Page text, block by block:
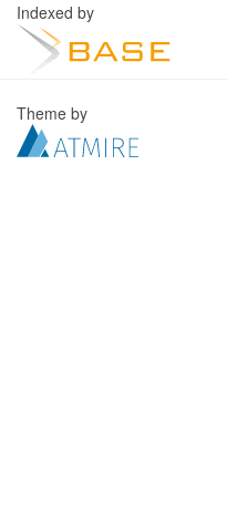
Indexed by
Theme by